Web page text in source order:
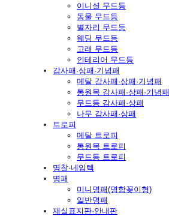
이니셜 무드등
동물 무드등
별자리 무드등
웨딩 무드등
고래 무드등
인테리어 무드등
감사패·상패·기념패
메탈 감사패·상패·기념패
통원목 감사패·상패·기념패
무드등 감사패·상패
나무 감사패·상패
트로피
메탈 트로피
통원목 트로피
무드등 트로피
명찰·네임텍
명패
미니명패(명함꽂이형)
일반명패
재실표지판·안내판